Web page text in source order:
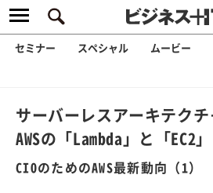
セミナー スペシャル ムービー
サーバーレスアーキテク
AWSの「Lambda」と「EC2
CIOのためのAWS最新動向（1）